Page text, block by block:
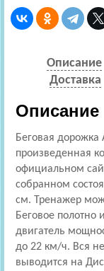
Описание
Доставка
Описание
Беговая дорожка
произведенная
официальном
собранном
см. Тренажер
Беговое
двигатель
до 22 км/ч. Вся
выводится на